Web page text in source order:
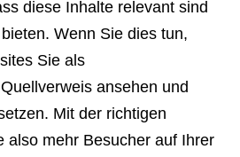
diese Inhalte relevant sind
Wenn Sie dies tun,
Sie als
ansehen und
Mit der richtigen
also mehr Besucher auf Ihrer